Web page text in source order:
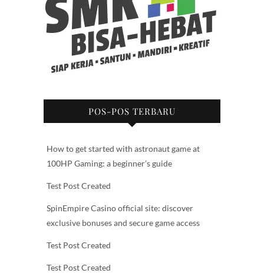
POS-POS TERBARU
How to get started with astronaut game at
100HP Gaming: a beginner’s guide
Test Post Created
SpinEmpire Casino official site: discover
exclusive bonuses and secure game access
Test Post Created
Test Post Created